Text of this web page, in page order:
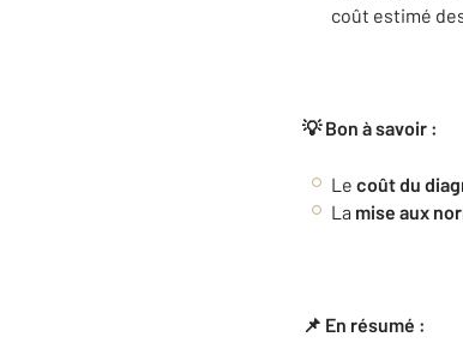
coût estimé
💡 Bon à savoir :
Le coût du
La mise aux
📌 En résumé :